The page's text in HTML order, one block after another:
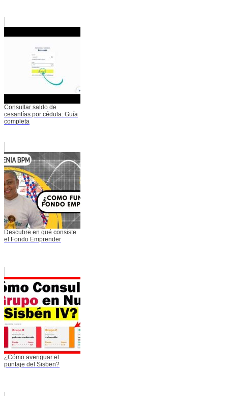
Consultar saldo de
cesantías por cédula: Guía
completa
Descubre en qué consiste
el Fondo Emprender
¿Cómo averiguar el
puntaje del Sisben?